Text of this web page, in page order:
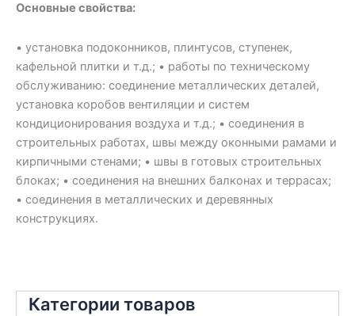
Категории товаров
Основные свойства:
• установка подоконников, плинтусов, ступенек,
кафельной плитки и т.д.; • работы по техническому
обслуживанию: соединение металлических деталей,
установка коробов вентиляции и систем
кондиционирования воздуха и т.д.; • соединения в
строительных работах, швы между оконными рамами и
кирпичными стенами; • швы в готовых строительных
блоках; • соединения на внешних балконах и террасах;
• соединения в металлических и деревянных
конструкциях.